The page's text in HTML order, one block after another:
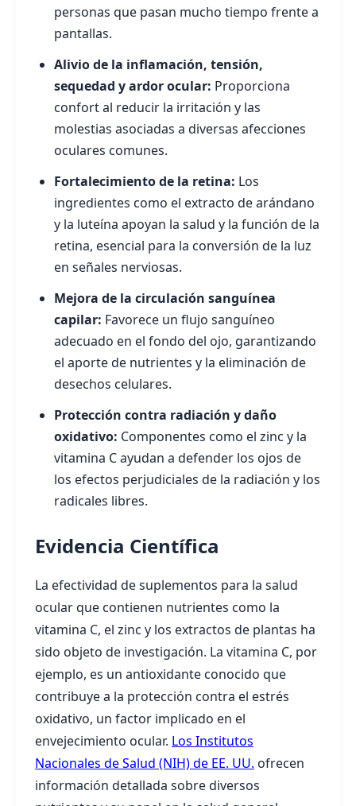
personas que pasan mucho tiempo frente a
pantallas.
Alivio de la inflamación, tensión,
sequedad y ardor ocular: Proporciona
confort al reducir la irritación y las
molestias asociadas a diversas afecciones
oculares comunes.
Fortalecimiento de la retina: Los
ingredientes como el extracto de arándano
y la luteína apoyan la salud y la función de la
retina, esencial para la conversión de la luz
en señales nerviosas.
Mejora de la circulación sanguínea
capilar: Favorece un flujo sanguíneo
adecuado en el fondo del ojo, garantizando
el aporte de nutrientes y la eliminación de
desechos celulares.
Protección contra radiación y daño
oxidativo: Componentes como el zinc y la
vitamina C ayudan a defender los ojos de
los efectos perjudiciales de la radiación y los
radicales libres.
Evidencia Científica
La efectividad de suplementos para la salud
ocular que contienen nutrientes como la
vitamina C, el zinc y los extractos de plantas ha
sido objeto de investigación. La vitamina C, por
ejemplo, es un antioxidante conocido que
contribuye a la protección contra el estrés
oxidativo, un factor implicado en el
envejecimiento ocular. Los Institutos
Nacionales de Salud (NIH) de EE. UU. ofrecen
información detallada sobre diversos